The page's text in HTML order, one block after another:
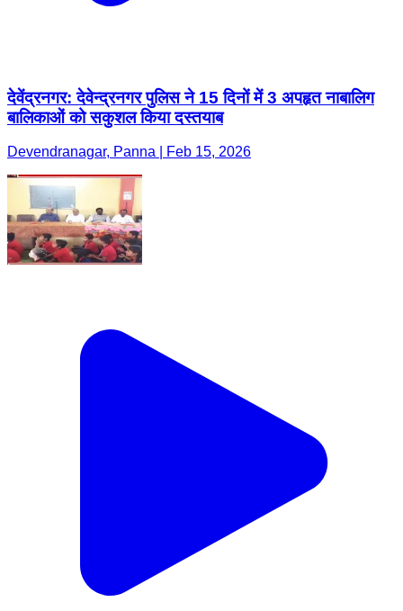
देवेंद्रनगर: देवेन्द्रनगर पुलिस ने 15 दिनों में 3 अपहृत नाबालिग
बालिकाओं को सकुशल किया दस्तयाब
Devendranagar, Panna | Feb 15, 2026